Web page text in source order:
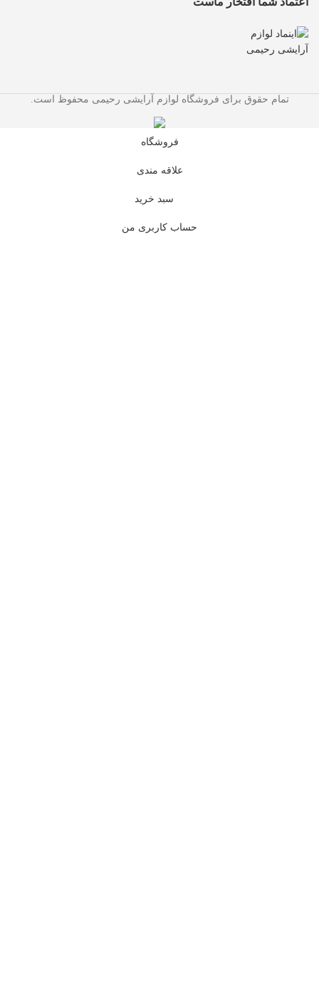
تمام حقوق برای فروشگاه لوازم آرایشی رحیمی محفوظ است.
فروشگاه
علاقه مندی
سبد خرید
حساب کاربری من